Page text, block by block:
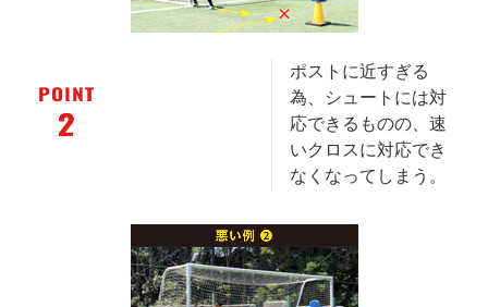
ポストに近すぎる
為、シュートには対
応できるものの、速
いクロスに対応でき
なくなってしまう。